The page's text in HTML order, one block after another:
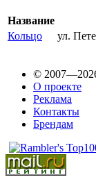
Название
Кольцо
ул.
©
О проекте
Реклама
Контакты
Брендам